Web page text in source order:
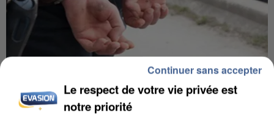
UN SECOND CADRE DE LA DZ MAFIA
INTERPELLÉ EN ALGÉRIE
Le respect de votre vie privée est
notre priorité
Continuer sans accepter